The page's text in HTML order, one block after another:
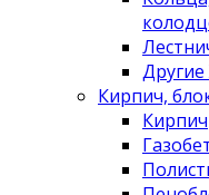
Кирпич,
Кирпич